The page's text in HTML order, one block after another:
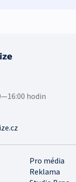
Pro média
Reklama
hodin